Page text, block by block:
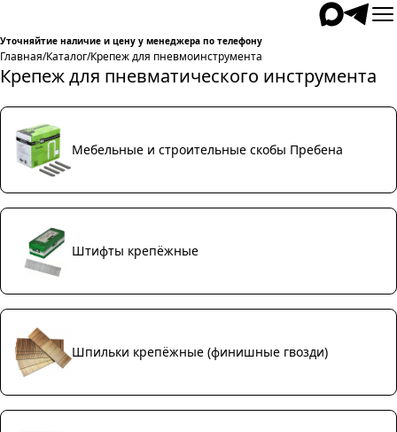
Уточняйтие наличие и цену у менеджера по телефону
Главная/Каталог/Крепеж для пневмоинструмента
Крепеж для пневматического инструмента
Мебельные и строительные скобы Пребена
Штифты крепёжные
Шпильки крепёжные (финишные гвозди)